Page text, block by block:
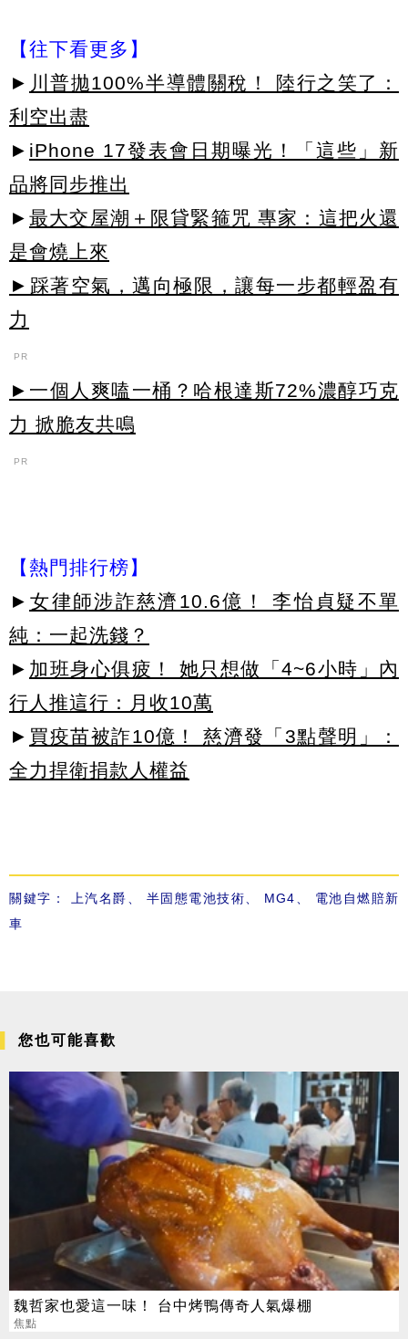
【往下看更多】
► 川普拋100%半導體關稅！ 陸行之笑了：
利空出盡
► iPhone 17發表會日期曝光！「這些」新
品將同步推出
► 最大交屋潮＋限貸緊箍咒 專家：這把火還
是會燒上來
►踩著空氣，邁向極限，讓每一步都輕盈有
力
PR
►一個人爽嗑一桶？哈根達斯72%濃醇巧克
力 掀脆友共鳴
PR
【熱門排行榜】
► 女律師涉詐慈濟10.6億！ 李怡貞疑不單
純：一起洗錢？
► 加班身心俱疲！ 她只想做「4~6小時」內
行人推這行：月收10萬
► 買疫苗被詐10億！ 慈濟發「3點聲明」：
全力捍衛捐款人權益
關鍵字： 上汽名爵 半固態電池技術 MG4
電池自燃賠新
車
您也可能喜歡
魏哲家也愛這一味！ 台中烤鴨傳奇人氣爆棚
焦點